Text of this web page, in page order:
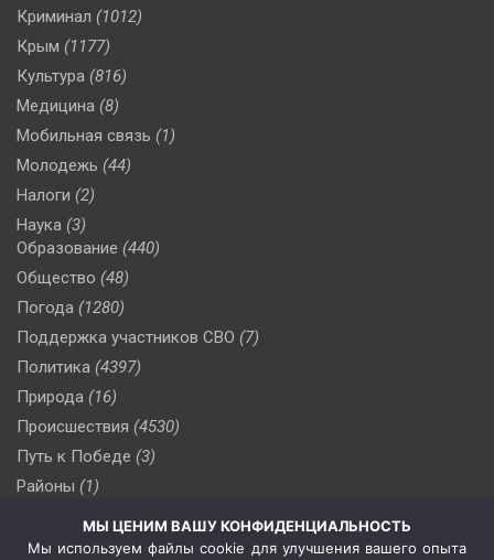
Криминал (1012)
Крым (1177)
Культура (816)
Медицина (8)
Мобильная связь (1)
Молодежь (44)
Налоги (2)
Наука (3)
Образование (440)
Общество (48)
Погода (1280)
Поддержка участников СВО (7)
Политика (4397)
Природа (16)
Происшествия (4530)
Путь к Победе (3)
Районы (1)
(510)
Сельское хозяйство (3)
МЫ ЦЕНИМ ВАШУ КОНФИДЕНЦИАЛЬНОСТЬ
Мы используем файлы cookie для улучшения вашего опыта